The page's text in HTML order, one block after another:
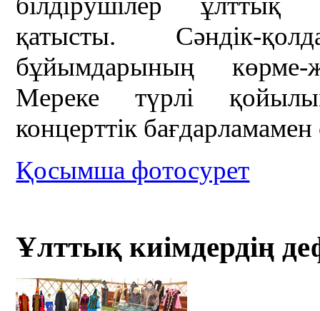
қатысты. Сәндік-
бұйымдарының көрме-
Мереке түрлі
концерттік
Қосымша фотосурет
Ұлттық киімдердің